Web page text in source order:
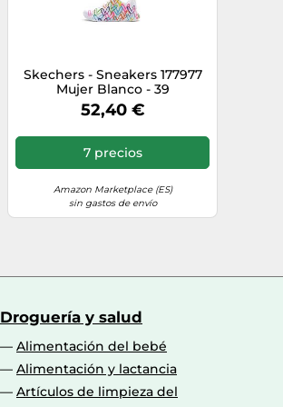
Skechers - Sneakers 177977
Mujer Blanco - 39
52,40 €
7 precios
Amazon Marketplace (ES)
sin gastos de envío
Droguería y salud
Alimentación del bebé
Alimentación y lactancia
Artículos de limpieza del